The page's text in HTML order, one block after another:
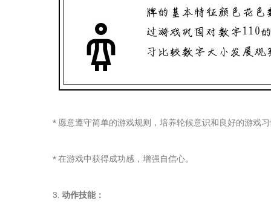
* 愿意遵守简单的游戏规则，培养轮候意识和良好的游戏
* 在游戏中获得成功感，增强自信心。
3. 动作技能：